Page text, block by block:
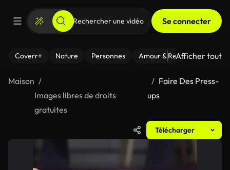
Se connecter
Coverr+ Nature Personnes Amour & Relations Le
Afficher tout
Maison
Images libres de droits
gratuites
Faire Des Press-
ups
Télécharger